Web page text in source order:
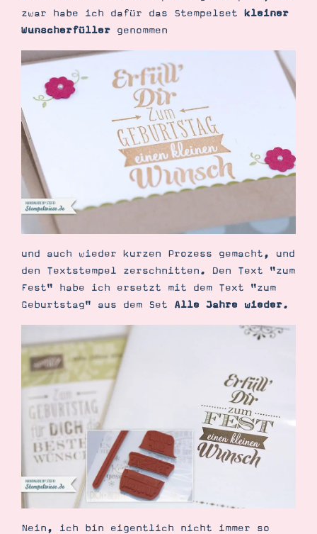
zwar habe ich dafür das Stempelset kleiner
Wunscherfüller genommen
und auch wieder kurzen Prozess gemacht, und
den Textstempel zerschnitten. Den Text "zum
Fest" habe ich ersetzt mit dem Text "zum
Geburtstag" aus dem Set Alle Jahre wieder.
Nein, ich bin eigentlich nicht immer so